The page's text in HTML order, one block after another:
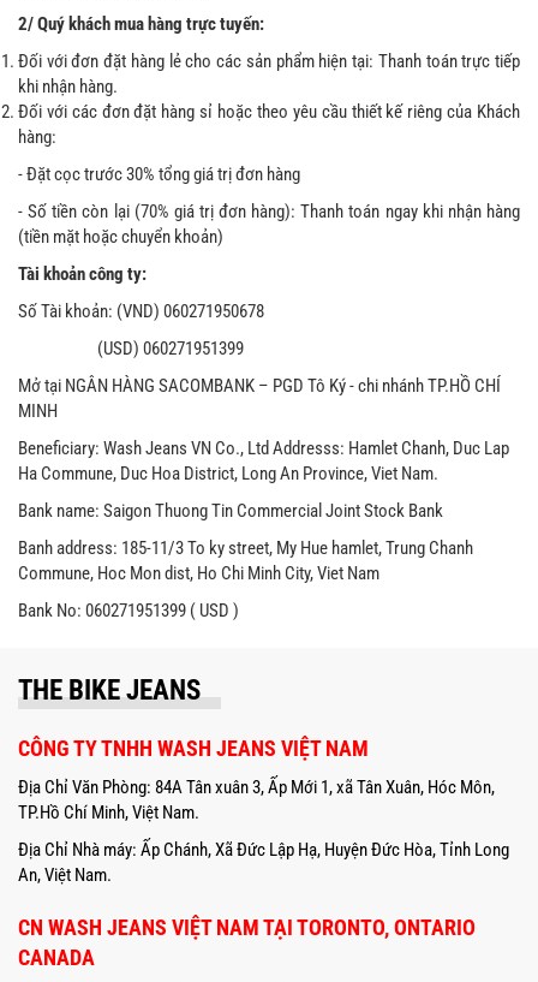
2/ Quý khách mua hàng trực tuyến:
Đối với đơn đặt hàng lẻ cho các sản phẩm hiện tại: Thanh toán trực tiếp
khi nhận hàng.
Đối với các đơn đặt hàng sỉ hoặc theo yêu cầu thiết kế riêng của Khách
hàng:
- Đặt cọc trước 30% tổng giá trị đơn hàng
- Số tiền còn lại (70% giá trị đơn hàng): Thanh toán ngay khi nhận hàng
(tiền mặt hoặc chuyển khoản)
Tài khoản công ty:
Số Tài khoản: (VND) 060271950678
(USD) 060271951399
Mở tại NGÂN HÀNG SACOMBANK – PGD Tô Ký - chi nhánh TP.HỒ CHÍ
MINH
Beneficiary: Wash Jeans VN Co., Ltd Addresss: Hamlet Chanh, Duc Lap
Ha Commune, Duc Hoa District, Long An Province, Viet Nam.
Bank name: Saigon Thuong Tin Commercial Joint Stock Bank
Banh address: 185-11/3 To ky street, My Hue hamlet, Trung Chanh
Commune, Hoc Mon dist, Ho Chi Minh City, Viet Nam
Bank No: 060271951399 ( USD )
THE BIKE JEANS
CÔNG TY TNHH WASH JEANS VIỆT NAM
Địa Chỉ Văn Phòng: 84A Tân xuân 3, Ấp Mới 1, xã Tân Xuân, Hóc Môn,
TP.Hồ Chí Minh, Việt Nam.
Địa Chỉ Nhà máy: Ấp Chánh, Xã Đức Lập Hạ, Huyện Đức Hòa, Tỉnh Long
An, Việt Nam.
CN WASH JEANS VIỆT NAM TẠI TORONTO, ONTARIO
CANADA